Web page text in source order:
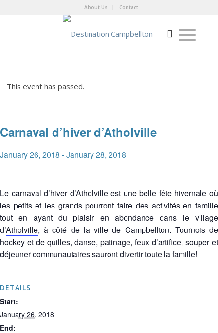
About Us Contact
This event has passed.
Carnaval d’hiver d’Atholville
January 26, 2018 -January 28, 2018
Le carnaval d’hiver d’Atholville est une belle fête hivernale où
les petits et les grands pourront faire des activités en famille
tout en ayant du plaisir en abondance dans le village
d’Atholville, à côté de la ville de Campbellton. Tournois de
hockey et de quilles, danse, patinage, feux d’artifice, souper et
déjeuner communautaires sauront divertir toute la famille!
DETAILS
Start:
January 26, 2018
End: